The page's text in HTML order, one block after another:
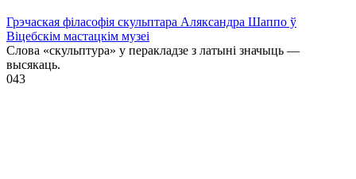
Грэчаская філасофія скульптара Аляксандра Шаппо ў
Віцебскім мастацкім музеі
Слова «скульптура» у перакладзе з латыні значыць —
высякаць.
043